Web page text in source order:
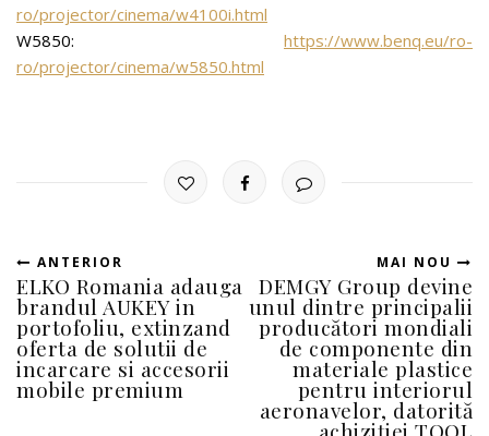
ro/projector/cinema/w4100i.html
W5850: https://www.benq.eu/ro-
ro/projector/cinema/w5850.html
ANTERIOR
ELKO Romania adauga
brandul AUKEY in
portofoliu, extinzand
oferta de solutii de
incarcare si accesorii
mobile premium
MAI NOU
DEMGY Group devine
unul dintre principalii
producători mondiali
de componente din
materiale plastice
pentru interiorul
aeronavelor, datorită
achiziției TOOL